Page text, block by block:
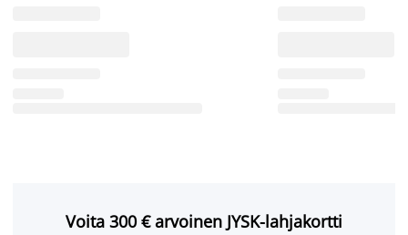
Voita 300 € arvoinen JYSK-lahjakortti